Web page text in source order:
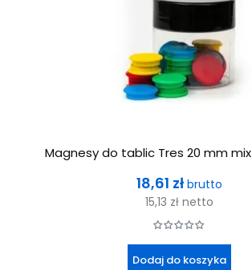
Magnesy do tablic Tres 20 mm mix
Cena
18,61 zł brutto
15,13 zł netto
Dodaj do koszyka